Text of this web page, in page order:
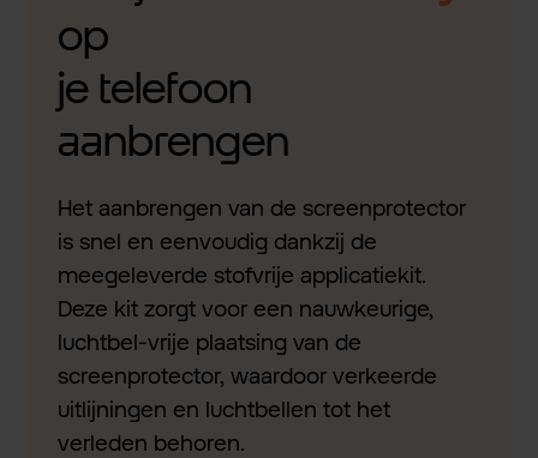
op
je telefoon
aanbrengen
Het aanbrengen van de screenprotector
is snel en eenvoudig dankzij de
meegeleverde stofvrije applicatiekit.
Deze kit zorgt voor een nauwkeurige,
luchtbel-vrije plaatsing van de
screenprotector, waardoor verkeerde
uitlijningen en luchtbellen tot het
verleden behoren.